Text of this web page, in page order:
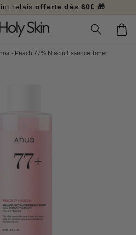
relaisofferte dès 60€ 🎁
Panier
- Peach 77% Niacin Essence Toner